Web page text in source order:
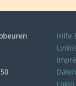
Hilfe
Login